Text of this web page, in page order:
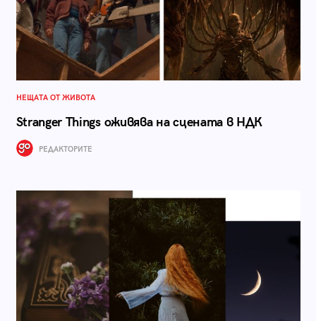
НЕЩАТА ОТ ЖИВОТА
Stranger Things оживява на сцената в НДК
РЕДАКТОРИТЕ